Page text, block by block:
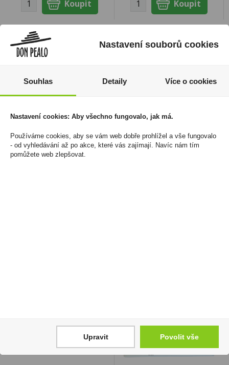
Zyn Mini Medium Cool
Doutníky Cohiba
Nastavení souborů cookies
Souhlas Detaily Více o cookies
Nastavení cookies: Aby všechno fungovalo, jak má.
Používáme cookies, aby se vám web dobře prohlížel a vše fungovalo
- od vyhledávání až po akce, které vás zajímají. Navíc nám tím
pomůžete web zlepšovat.
Upravit Povolit vše